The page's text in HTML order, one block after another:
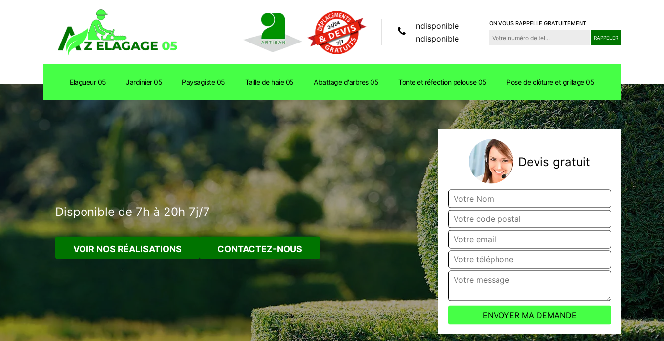
indisponible
indisponible
ON VOUS RAPPELLE GRATUITEMENT
Elagueur 05 Jardinier 05 Paysagiste 05 Taille de haie 05 Abattage d'arbres 05 Tonte et réfection pelouse 05 Pose de clôture et grillage 05
Disponible de 7h à 20h 7j/7
VOIR NOS RÉALISATIONS CONTACTEZ-NOUS
Devis gratuit